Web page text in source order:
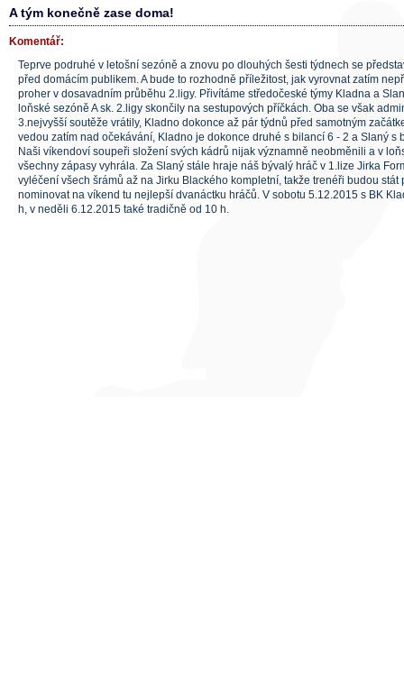
A tým konečně zase doma!
Komentář:
Teprve podruhé v letošní sezóně a znovu po dlouhých šesti týdnech se
před domácím publikem. A bude to rozhodně příležitost, jak vyrovnat zatím
proher v dosavadním průběhu 2.ligy. Přivítáme středočeské týmy Kladna a
loňské sezóně A sk. 2.ligy skončily na sestupových příčkách. Oba se však
3.nejvyšší soutěže vrátily, Kladno dokonce až pár týdnů před samotným
vedou zatím nad očekávání, Kladno je dokonce druhé s bilancí 6 - 2 a Slaný s
Naši víkendoví soupeři složení svých kádrů nijak významně neobměnili a v
všechny zápasy vyhrála. Za Slaný stále hraje náš bývalý hráč v 1.lize Jirka
vyléčení všech šrámů až na Jirku Blackého kompletní, takže trenéři budou stát
nominovat na víkend tu nejlepší dvanáctku hráčů. V sobotu 5.12.2015 s BK
h, v neděli 6.12.2015 také tradičně od 10 h.